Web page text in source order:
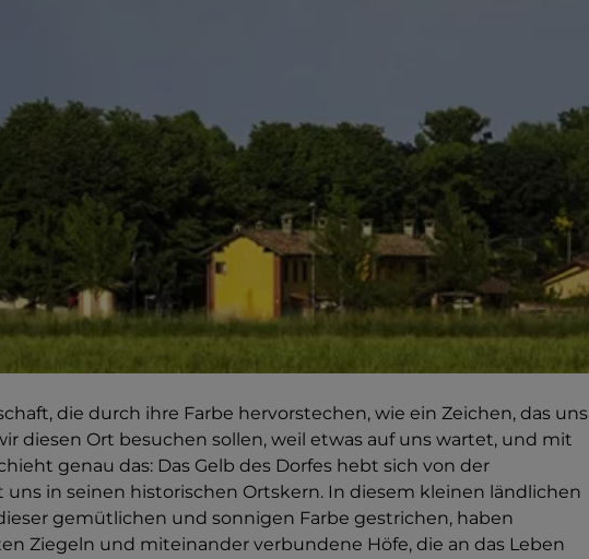
die durch ihre Farbe hervorstechen, wie ein Zeichen, das uns
diesen Ort besuchen sollen, weil etwas auf uns wartet, und mit
genau das: Das Gelb des Dorfes hebt sich von der
uns in seinen historischen Ortskern. In diesem kleinen ländlichen
gemütlichen und sonnigen Farbe gestrichen, haben
Ziegeln und miteinander verbundene Höfe, die an das Leben